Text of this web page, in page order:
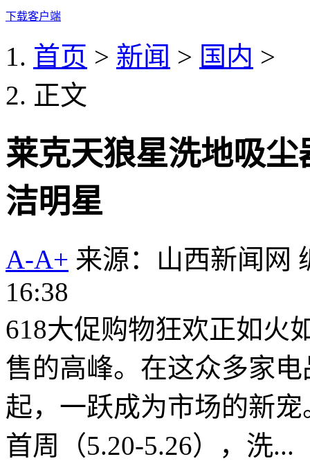
下载客户端
首页 > 新闻 > 国内 >
正文
莱克天狼星洗地吸
洁明星
A-A+ 来源：山西新闻网
16:38
618大促购物狂欢正如火
售的高峰。在这众多家
起，一跃成为市场的新
首周（5.20-5.26），洗...